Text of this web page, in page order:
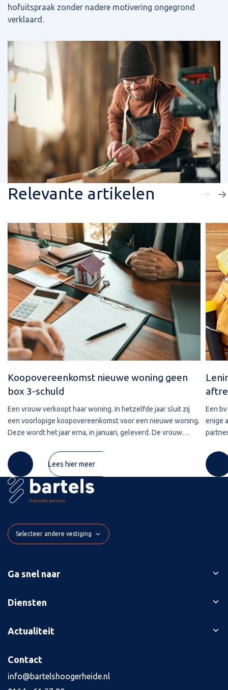
hofuitspraak zonder nadere motivering ongegrond
verklaard.
Relevante artikelen
Koopovereenkomst nieuwe woning geen
box 3-schuld
Een vrouw verkoopt haar woning. In hetzelfde jaar sluit zij
een voorlopige koopovereenkomst voor een nieuwe woning.
Deze wordt het jaar erna, in januari, geleverd. De vrouw
derdengeldrekening van
Lees hier meer
Een
enige
Selecteer andere vestiging
Ga snel naar
Ons verhaal
Succesverhalen
Diensten
Bedrijfsopvolging
Boekhouding
Kredietaanvraag
Actualiteit
Blog
Kennisbank
4
Contact
info@bartelshoogerheide.nl